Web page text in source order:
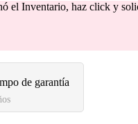
el Inventario, haz click y
de garantía